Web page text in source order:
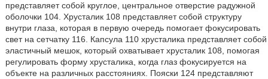
представляет собой круглое, центральное отверстие радужной
оболочки 104. Хрусталик 108 представляет собой структуру
внутри глаза, которая в первую очередь помогает фокусировать
свет на сетчатку 116. Капсула 110 хрусталика представляет собой
эластичный мешок, который охватывает хрусталик 108, помогая
регулировать форму хрусталика, когда глаз фокусируется на
объекте на различных расстояниях. Пояски 124 представляют